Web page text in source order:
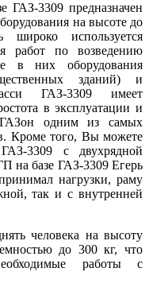
ГАЗ-3309 предназначен
на высоте до
используется
работ по возведению
в них оборудования
зданий) и
ГАЗ-3309 имеет
в эксплуатации и
ГАЗон одним из самых
Кроме того, Вы можете
3309 с двухрядной
на базе ГАЗ-3309 Егерь
нагрузки, раму
так и с внутренней
человека на высоту
до 300 кг, что
работы с